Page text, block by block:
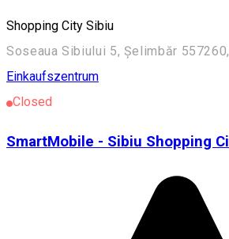
Shopping City Sibiu
Soseaua Sibiului 5, Șelimbăr
Einkaufszentrum
Closed
SmartMobile - Sibiu Shopping